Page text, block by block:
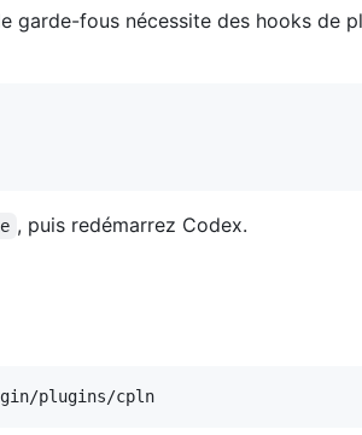
garde-fous nécessite des hooks de
, puis redémarrez Codex.